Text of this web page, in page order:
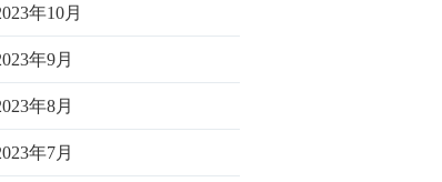
年10月
年9月
年8月
年7月